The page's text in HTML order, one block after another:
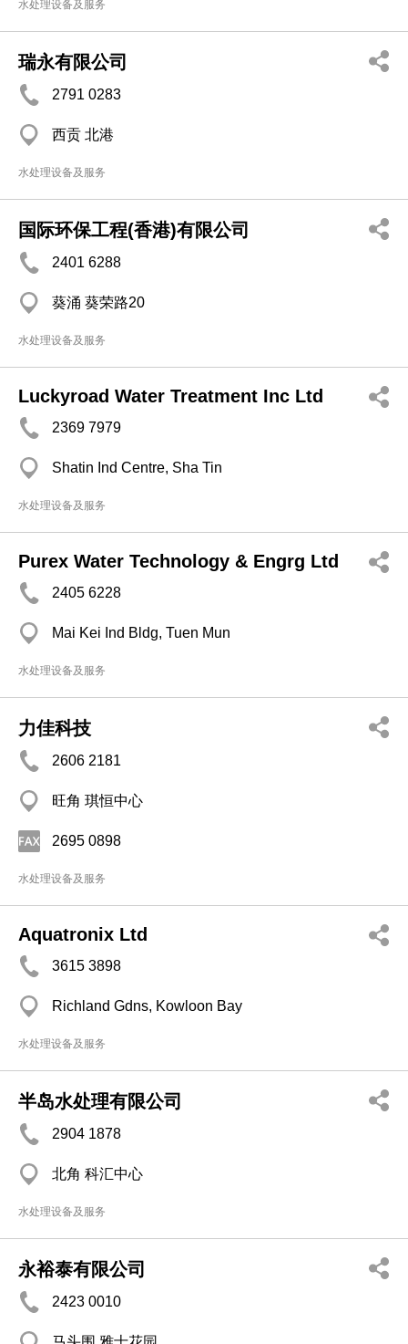
水处理设备及服务
瑞永有限公司
2791 0283
西贡 北港
水处理设备及服务
国际环保工程(香港)有限公司
2401 6288
葵涌 葵荣路20
水处理设备及服务
Luckyroad Water Treatment Inc Ltd
2369 7979
Shatin Ind Centre, Sha Tin
水处理设备及服务
Purex Water Technology & Engrg Ltd
2405 6228
Mai Kei Ind Bldg, Tuen Mun
水处理设备及服务
力佳科技
2606 2181
旺角 琪恒中心
2695 0898
水处理设备及服务
Aquatronix Ltd
3615 3898
Richland Gdns, Kowloon Bay
水处理设备及服务
半岛水处理有限公司
2904 1878
北角 科汇中心
水处理设备及服务
永裕泰有限公司
2423 0010